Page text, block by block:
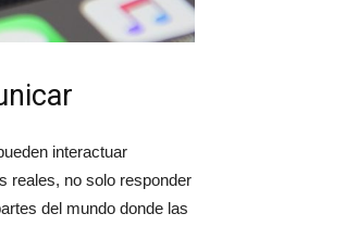
interactuar
reales, no solo responder
del mundo donde las